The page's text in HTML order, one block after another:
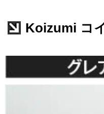
Koizumi コ